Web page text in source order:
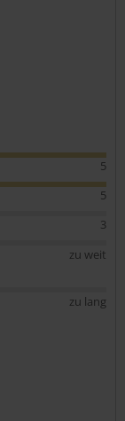
5
5
3
zu weit
zu lang